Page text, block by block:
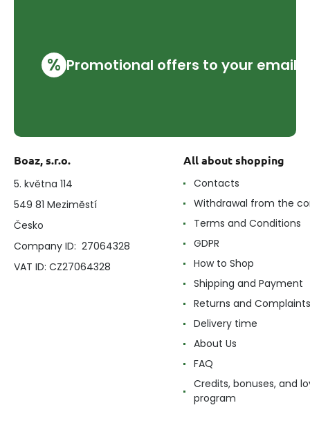
% Promotional offers to your email
Boaz, s.r.o.
5. května 114
549 81 Meziměstí
Česko
Company ID: 27064328
VAT ID: CZ27064328
All about shopping
Contacts
Withdrawal from the
Terms and Conditions
GDPR
How to Shop
Shipping and Payment
Returns and Complaints
Delivery time
About Us
FAQ
Credits, bonuses, and
program